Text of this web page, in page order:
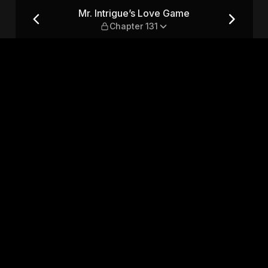
131
Mr. Intrigue’s Love Game
Chapter 131